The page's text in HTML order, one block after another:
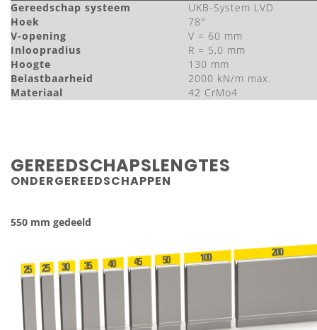
Gereedschap systeem
UKB-System LVD
Hoek
78°
V-opening
V = 60 mm
Inloopradius
R = 5,0 mm
Hoogte
130 mm
Belastbaarheid
2000 kN/m max.
Materiaal
42 CrMo4
GEREEDSCHAPSLENGTES
ONDERGEREEDSCHAPPEN
550 mm gedeeld